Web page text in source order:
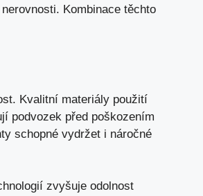
Kombinace těchto
Kvalitní materiály použití
podvozek před poškozením
schopné vydržet i náročné
zvyšuje odolnost